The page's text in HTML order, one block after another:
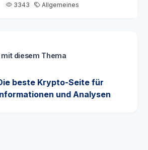
3343 Allgemeines
diesem Thema
beste Krypto-Seite für
und Analysen